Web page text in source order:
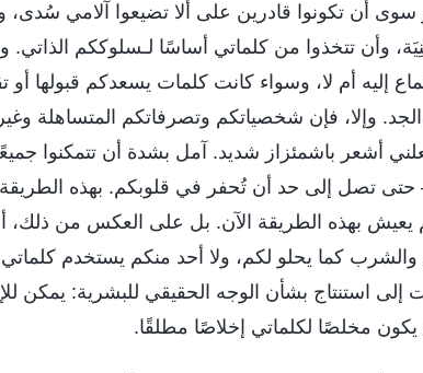
أن تكونوا قادرين على ألا تضيعوا آلامي سُدى،
وأن تتخذوا من كلماتي أساسًا لـسلوككم
إليه أم لا، وسواء كانت كلمات يسعدكم قبولها
وإلا، فإن شخصياتكم وتصرفاتكم المتساهلة
أشعر باشمئزاز شديد. آمل بشدة أن تتمكنوا
حتى تصل إلى حد أن تُحفر في قلوبكم. بهذه الطريقة
يعيش بهذه الطريقة الآن. بل على العكس من ذلك،
كما يحلو لكم، ولا أحد منكم يستخدم كلماتي
إلى استنتاج بشأن الوجه الحقيقي للبشرية: يمكن
مخلصًا لكلماتي إخلاصًا مطلقًا.